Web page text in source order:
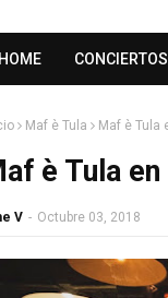
HOME CONCIERTOS
Maf è Tula Maf è Tula
è Tula
V - Octubre 03, 2018